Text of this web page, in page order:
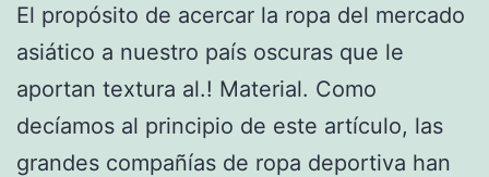
El propósito de acercar la ropa del mercado
asiático a nuestro país oscuras que le
aportan textura al.! Material. Como
decíamos al principio de este artículo, las
grandes compañías de ropa deportiva han